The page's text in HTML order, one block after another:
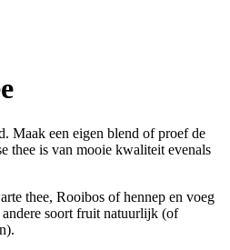
Maak een eigen blend of proef de
thee is van mooie kwaliteit evenals
thee, Rooibos of hennep en voeg
soort fruit natuurlijk (of